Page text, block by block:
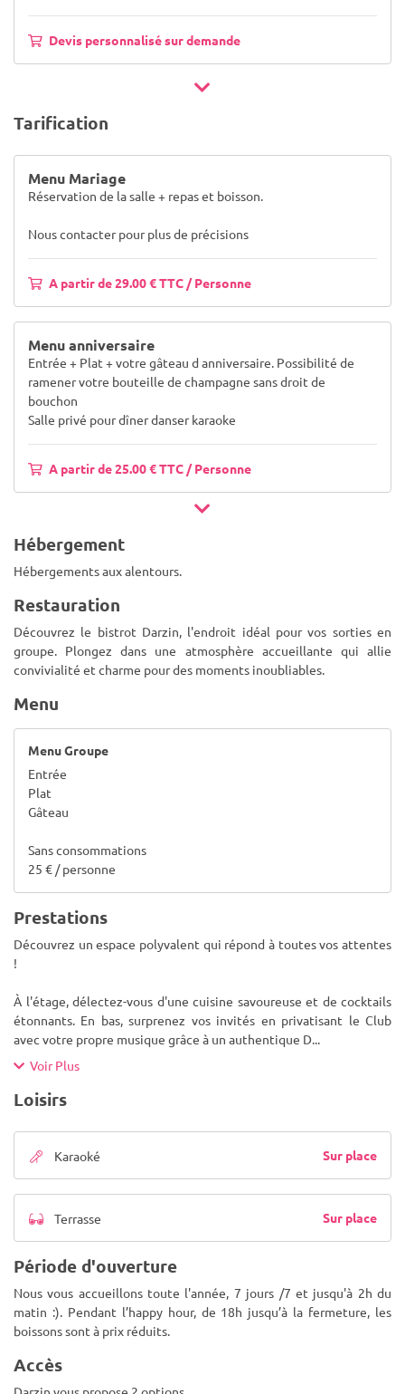
Devis personnalisé sur demande
Tarification
Menu Mariage
Réservation de la salle + repas et boisson.
Nous contacter pour plus de précisions
A partir de 29.00 € TTC / Personne
Menu anniversaire
Entrée + Plat + votre gâteau d anniversaire. Possibilité de
ramener votre bouteille de champagne sans droit de
bouchon
Salle privé pour dîner danser karaoke
A partir de 25.00 € TTC / Personne
Hébergement
Hébergements aux alentours.
Restauration
Découvrez le bistrot Darzin, l'endroit idéal pour vos sorties en
groupe. Plongez dans une atmosphère accueillante qui allie
convivialité et charme pour des moments inoubliables.
Menu
Menu Groupe
Entrée
Plat
Gâteau
Sans consommations
25 € / personne
Prestations
Découvrez un espace polyvalent qui répond à toutes vos attentes
!
À l'étage, délectez-vous d'une cuisine savoureuse et de cocktails
étonnants. En bas, surprenez vos invités en privatisant le Club
avec votre propre musique grâce à un authentique D...
Voir Plus
Loisirs
Karaoké Sur place
Terrasse Sur place
Période d'ouverture
Nous vous accueillons toute l'année, 7 jours /7 et jusqu'à 2h du
matin :). Pendant l’happy hour, de 18h jusqu’à la fermeture, les
boissons sont à prix réduits.
Accès